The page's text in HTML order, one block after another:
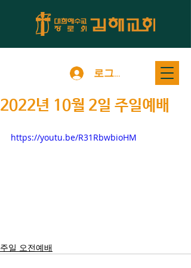
로그인
2022년 10월 2일 주일예배
https://youtu.be/R31RbwbioHM
주일 오전예배